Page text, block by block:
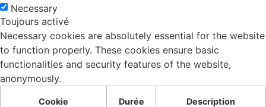
Necessary
Toujours activé
Necessary cookies are absolutely essential for the website
to function properly. These cookies ensure basic
functionalities and security features of the website,
anonymously.
Cookie Durée Description